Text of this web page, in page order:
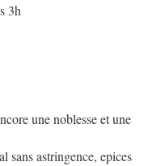
3h
une noblesse et une
sans astringence, epices